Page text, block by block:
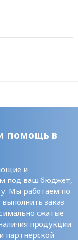
помощь в
и
под ваш бюджет,
Мы работаем по
заказ
сжатые
продукции
партнерской